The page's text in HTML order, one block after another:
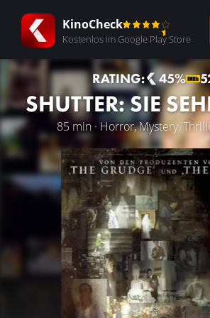
KinoCheck
Kostenlos im Google Play Store
RATING: 45%
SHUTTER: SIE
85 min · Horror, Mystery,